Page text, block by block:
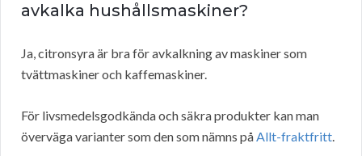
avkalka hushållsmaskiner?
Ja, citronsyra är bra för avkalkning av maskiner som
tvättmaskiner och kaffemaskiner.
För livsmedelsgodkända och säkra produkter kan man
överväga varianter som den som nämns påAllt-fraktfritt.